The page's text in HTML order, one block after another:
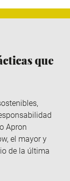
que
Apron
el mayor y
de la última